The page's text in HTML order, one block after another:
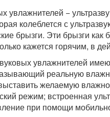
увлажнителей −
колеблется с
брызги. Эти брызги
кажется горячим, в
увлажнителей
реальную
желаемую
режим; встроенная
при помощи